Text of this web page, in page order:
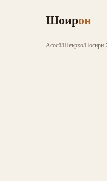
Шоирон
Асосӣ/Шеърҳо/Носири